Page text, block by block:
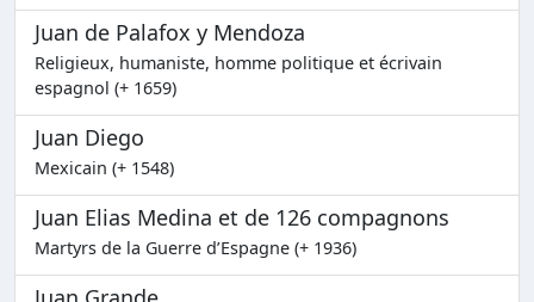
Juan de Palafox y Mendoza
Religieux, humaniste, homme politique et écrivain
espagnol (+ 1659)
Juan Diego
Mexicain (+ 1548)
Juan Elias Medina et de 126 compagnons
Martyrs de la Guerre d’Espagne (+ 1936)